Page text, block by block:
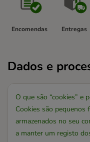
Encomendas Entregas
Dados e
O que são “cookies” e
Cookies são pequenos
armazenados no seu
a manter um registo